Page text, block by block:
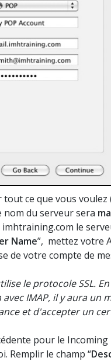
tout ce que vous voulez
nom du serveursera
imhtraining.com le
Name”, mettez votre
de votre compte de
le protocole SSL.
avec IMAP, il y aura un
et d'accepter un
pour le
. Remplir le champ “